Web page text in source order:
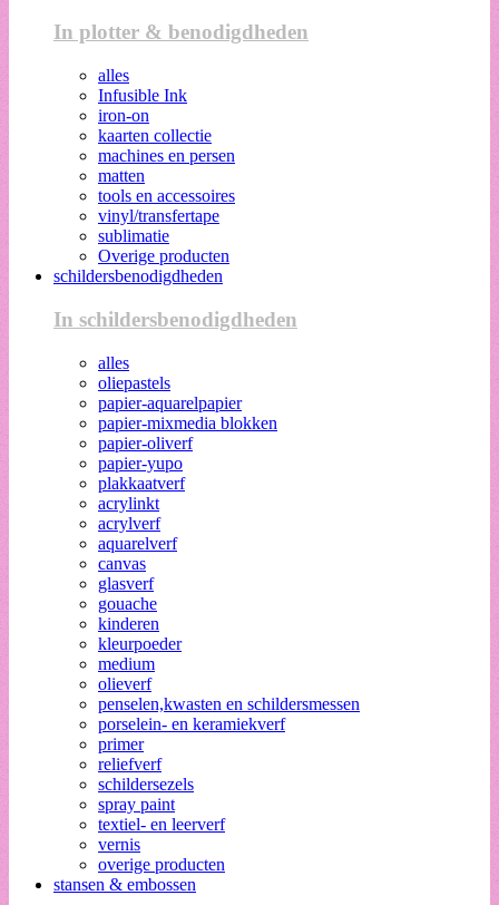
In plotter & benodigdheden
alles
Infusible Ink
iron-on
kaarten collectie
machines en persen
matten
tools en accessoires
vinyl/transfertape
sublimatie
Overige producten
schildersbenodigdheden
In schildersbenodigdheden
alles
oliepastels
papier-aquarelpapier
papier-mixmedia blokken
papier-oliverf
papier-yupo
plakkaatverf
acrylinkt
acrylverf
aquarelverf
canvas
glasverf
gouache
kinderen
kleurpoeder
medium
olieverf
penselen,kwasten en schildersmessen
porselein- en keramiekverf
primer
reliefverf
schildersezels
spray paint
textiel- en leerverf
vernis
overige producten
stansen & embossen